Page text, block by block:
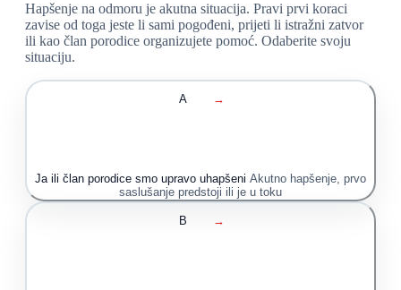
Hapšenje na odmoru je akutna situacija. Pravi prvi koraci
zavise od toga jeste li sami pogođeni, prijeti li istražni zatvor
ili kao član porodice organizujete pomoć. Odaberite svoju
situaciju.
A →
Ja ili član porodice smo upravo uhapšeni Akutno hapšenje, prvo
saslušanje predstoji ili je u toku
B →